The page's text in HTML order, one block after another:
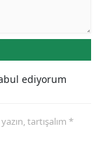
ediyorum
tartışalım *